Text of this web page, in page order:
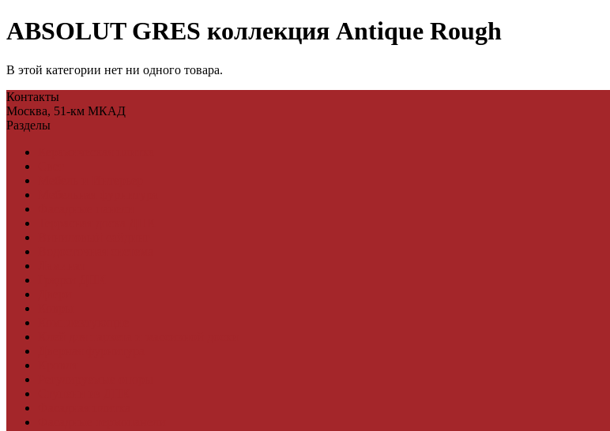
ABSOLUT GRES коллекция Antique Rough
В этой категории нет ни одного товара.
Контакты
Москва, 51-км МКАД
Разделы